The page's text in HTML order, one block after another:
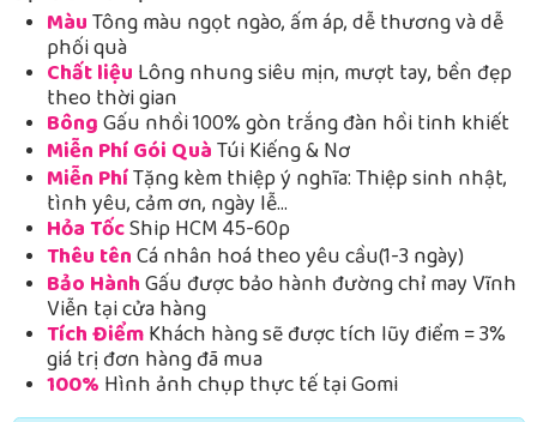
MàuTông màu ngọt ngào, ấm áp, dễ thương và dễ
phối quà
Chất liệu Lông nhung siêu mịn, mượt tay, bền đẹp
theo thời gian
BôngGấu nhồi 100% gòn trắng đàn hồi tinh khiết
Miễn Phí Gói QuàTúi Kiếng & Nơ
Miễn PhíTặng kèm thiệp ý nghĩa: Thiệp sinh nhật,
tình yêu, cảm ơn, ngày lễ…
Hỏa TốcShip HCM 45-60p
Thêu tênCá nhân hoá theo yêu cầu(1-3 ngày)
Bảo HànhGấu được bảo hành đường chỉ may Vĩnh
Viễn tại cửa hàng
Tích ĐiểmKhách hàng sẽ được tích lũy điểm = 3%
giá trị đơn hàng đã mua
100% Hình ảnh chụp thực tế tại Gomi